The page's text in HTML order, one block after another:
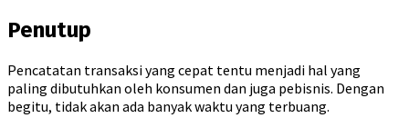
Penutup
Pencatatan transaksi yang cepat tentu menjadi hal yang
paling dibutuhkan oleh konsumen dan juga pebisnis. Dengan
begitu, tidak akan ada banyak waktu yang terbuang.